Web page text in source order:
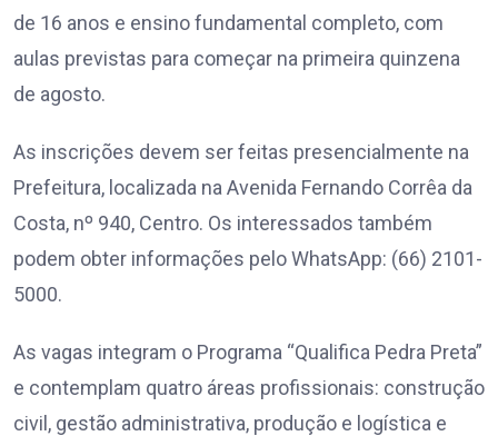
de 16 anos e ensino fundamental completo, com
aulas previstas para começar na primeira quinzena
de agosto.
As inscrições devem ser feitas presencialmente na
Prefeitura, localizada na Avenida Fernando Corrêa da
Costa, nº 940, Centro. Os interessados também
podem obter informações pelo WhatsApp: (66) 2101-
5000.
As vagas integram o Programa “Qualifica Pedra Preta”
e contemplam quatro áreas profissionais: construção
civil, gestão administrativa, produção e logística e